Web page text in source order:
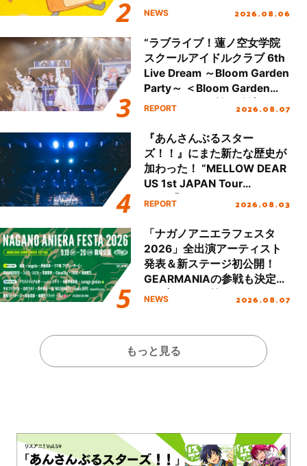
NEWS 2026.08.06
“ラブライブ！蓮ノ空女学院
スクールアイドルクラブ 6th
Live Dream ～Bloom Garden
Party～ ＜Bloom Garden
Party Stage／埼玉公演＞”
REPORT 2026.08.07
『あんさんぶるスター
ズ！！』にまた新たな歴史が
加わった！ “MELLOW DEAR
US 1st JAPAN Tour
Final「NICE to meet YOU
ート!!
REPORT 2026.08.03
「ナガノアニエラフェスタ
2026」全出演アーティスト
発表＆新ステージ初公開！
GEARMANIAの参戦も決定
し、初となる第3ステージの
NEWS 2026.08.07
もっと見る